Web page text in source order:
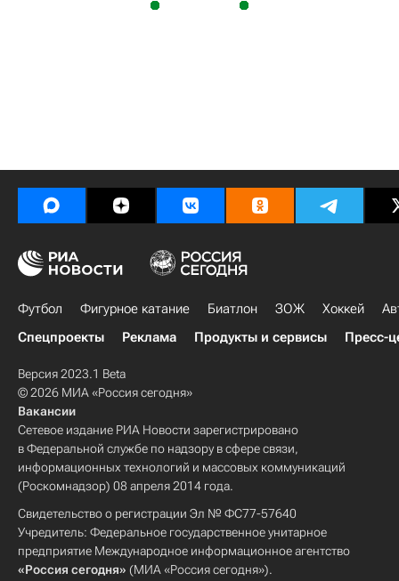
Футбол Фигурное катание Биатлон ЗОЖ Хоккей
Спецпроекты
Реклама Продукты и сервисы Пресс-
Версия 2023.1 Beta
© 2026 МИА «Россия сегодня»
Вакансии
Сетевое издание РИА Новости зарегистрировано
в Федеральной службе по надзору в сфере связи,
информационных технологий и массовых коммуникаций
(Роскомнадзор) 08 апреля 2014 года.
Свидетельство о регистрации Эл № ФС77-57640
Учредитель: Федеральное государственное унитарное
предприятие Международное информационное агентство
«Россия сегодня» (МИА «Россия сегодня»).